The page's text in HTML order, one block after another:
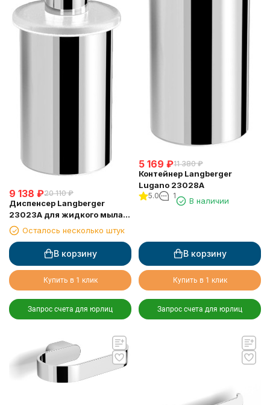
9 138 ₽20 110 ₽
Диспенсер Langberger
23023A для жидкого мыла
стеклянный настольный
круглый
Осталось несколько штук
В корзину
Купить в 1 клик
Запрос счета для юрлиц
5 169 ₽11 380 ₽
Контейнер Langberger
Lugano 23028A
5.0 1
В наличии
В корзину
Купить в 1 клик
Запрос счета для юрлиц